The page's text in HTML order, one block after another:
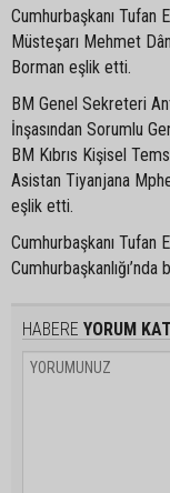
Cumhurbaşkanı Tufan
Müsteşarı Mehmet
Borman eşlik etti.
BM Genel Sekreteri
İnşasından Sorumlu
BM Kıbrıs Kişisel
Asistan Tiyanjana
eşlik etti.
Cumhurbaşkanı Tufan
HABERE YORUM KAT